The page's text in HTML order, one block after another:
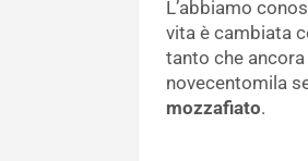
L’abbiamo
vita è cambiata
tanto che
novecentomila
mozzafiato.